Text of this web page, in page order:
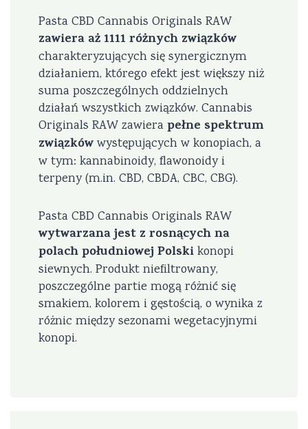
Pasta CBD Cannabis Originals RAW
zawiera aż 1111 różnych związków
charakteryzujących się synergicznym
działaniem, którego efekt jest większy niż
suma poszczególnych oddzielnych
działań wszystkich związków. Cannabis
Originals RAW zawierapełne spektrum
związkówwystępujących w konopiach, a
w tym: kannabinoidy, flawonoidy i
terpeny (m.in. CBD, CBDA, CBC, CBG).
Pasta CBD Cannabis Originals RAW
wytwarzana jest z rosnących na
polach południowej Polskikonopi
siewnych. Produkt niefiltrowany,
poszczególne partie mogą różnić się
smakiem, kolorem i gęstością, o wynika z
różnic między sezonami wegetacyjnymi
konopi.